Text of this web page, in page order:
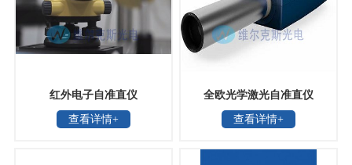
红外电子自准直仪
查看详情+
全欧光学激光自准直仪
查看详情+